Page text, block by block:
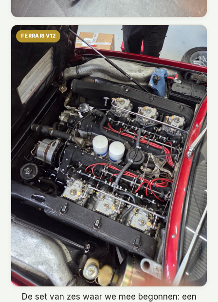
FERRARI V12
De set van zes waar we mee begonnen: een